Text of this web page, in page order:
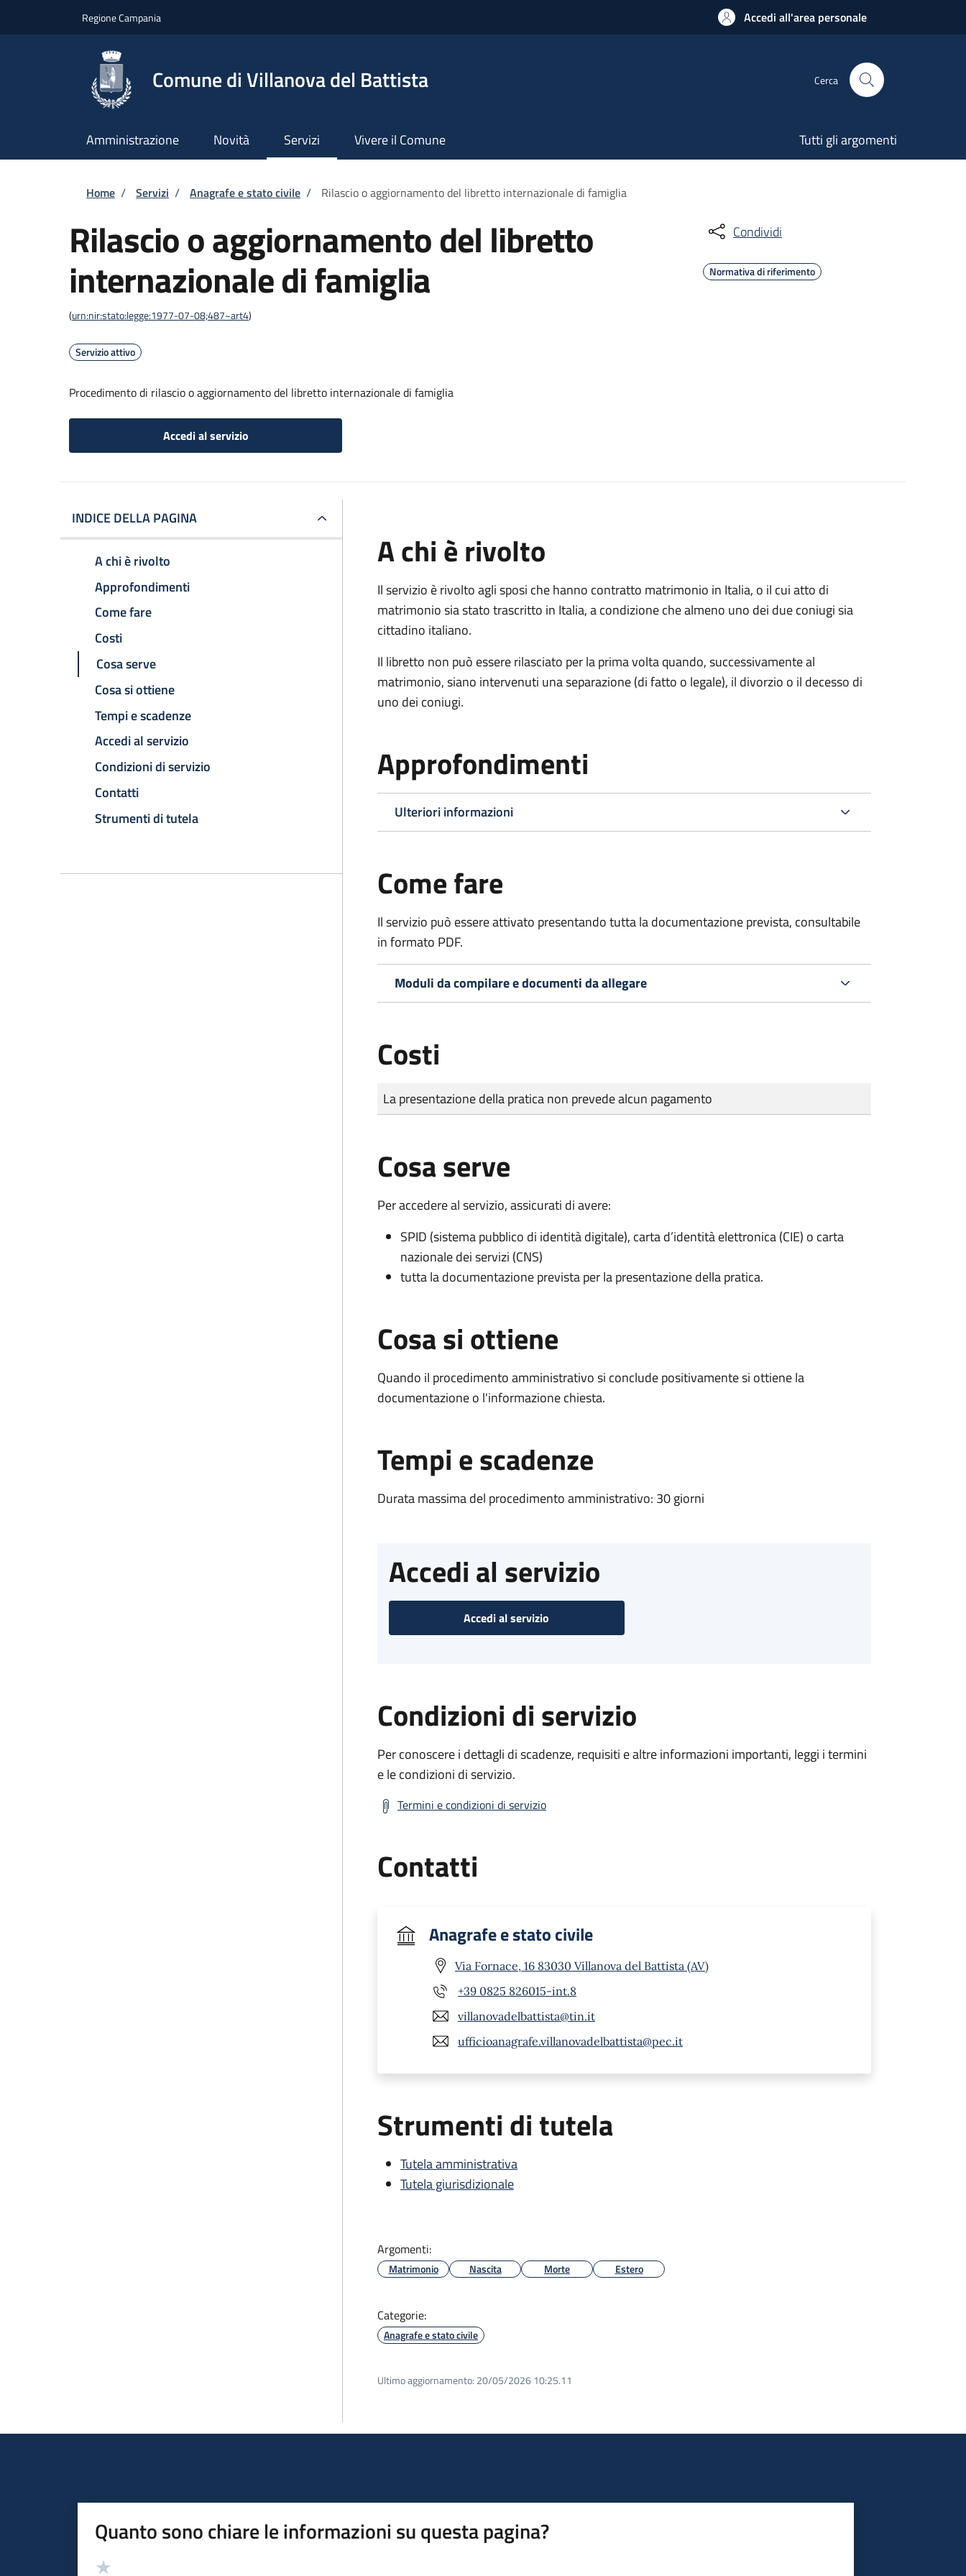
Regione Campania Accedi all'area personale
Comune di Villanova del Battista Cerca
Amministrazione Novità Servizi Vivere il Comune Tutti gli argomenti
Briciole di pane
Home / Servizi / Anagrafe e stato civile / Rilascio o aggiornamento del libretto internazionale di famiglia
Rilascio o aggiornamento del libretto
internazionale di famiglia
(urn:nir:stato:legge:1977-07-08;487~art4)
Servizio attivo
Procedimento di rilascio o aggiornamento del libretto internazionale di famiglia
Accedi al servizio
Condividi
Normativa di riferimento
INDICE DELLA PAGINA
A chi è rivolto
Approfondimenti
Come fare
Costi
Cosa serve
Cosa si ottiene
Tempi e scadenze
Accedi al servizio
Condizioni di servizio
Contatti
Strumenti di tutela
A chi è rivolto
Il servizio è rivolto agli sposi che hanno contratto matrimonio in Italia, o il cui atto di
matrimonio sia stato trascritto in Italia, a condizione che almeno uno dei due coniugi sia
cittadino italiano.
Il libretto non può essere rilasciato per la prima volta quando, successivamente al
matrimonio, siano intervenuti una separazione (di fatto o legale), il divorzio o il decesso di
uno dei coniugi.
Approfondimenti
Ulteriori informazioni
Come fare
Il servizio può essere attivato presentando tutta la documentazione prevista, consultabile
in formato PDF.
Moduli da compilare e documenti da allegare
Costi
Tipo di pagamento
Importo
La presentazione della pratica non prevede alcun pagamento
Cosa serve
Per accedere al servizio, assicurati di avere:
SPID (sistema pubblico di identità digitale), carta d’identità elettronica (CIE) o carta
nazionale dei servizi (CNS)
tutta la documentazione prevista per la presentazione della pratica.
Cosa si ottiene
Quando il procedimento amministrativo si conclude positivamente si ottiene la
documentazione o l'informazione chiesta.
Tempi e scadenze
Durata massima del procedimento amministrativo: 30 giorni
Accedi al servizio
Accedi al servizio
Condizioni di servizio
Per conoscere i dettagli di scadenze, requisiti e altre informazioni importanti, leggi i termini
e le condizioni di servizio.
Termini e condizioni di servizio
Contatti
Anagrafe e stato civile
Via Fornace, 16 83030 Villanova del Battista (AV)
+39 0825 826015-int.8
villanovadelbattista@tin.it
ufficioanagrafe.villanovadelbattista@pec.it
Strumenti di tutela
Tutela amministrativa
Tutela giurisdizionale
Argomenti:
Matrimonio Nascita Morte Estero
Categorie:
Anagrafe e stato civile
Ultimo aggiornamento: 20/05/2026 10:25.11
Quanto sono chiare le informazioni su questa pagina?
Valutazione